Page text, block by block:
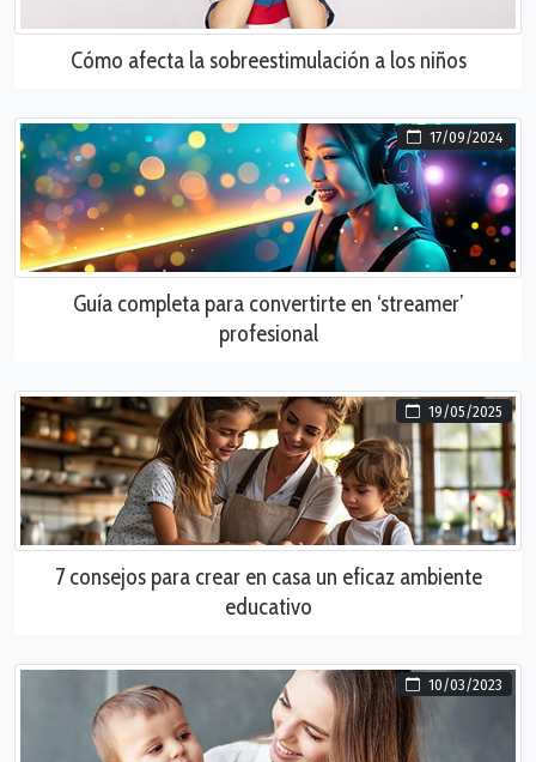
Cómo afecta la sobreestimulación a los niños
17/09/2024
Guía completa para convertirte en ‘streamer’
profesional
19/05/2025
7 consejos para crear en casa un eficaz ambiente
educativo
10/03/2023